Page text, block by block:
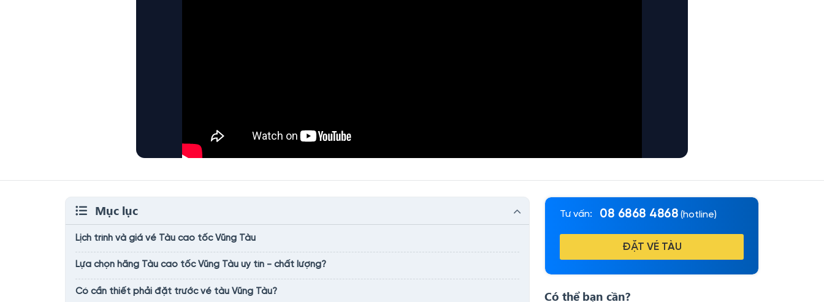
Mục lục
Lịch trình và giá vé Tàu cao tốc Vũng Tàu
Lựa chọn hãng Tàu cao tốc Vũng Tàu uy tín - chất lượng?
Có cần thiết phải đặt trước vé tàu Vũng Tàu?
Tư vấn: 08 6868 4868 (hotline)
ĐẶT VÉ TÀU
Có thể bạn cần?